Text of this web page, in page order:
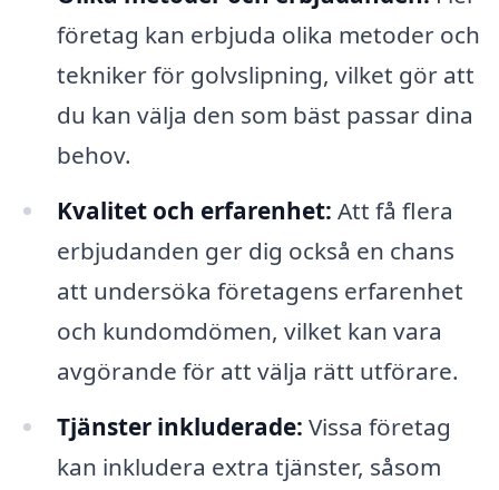
företag kan erbjuda olika metoder och
tekniker för golvslipning, vilket gör att
du kan välja den som bäst passar dina
behov.
Kvalitet och erfarenhet: Att få flera
erbjudanden ger dig också en chans
att undersöka företagens erfarenhet
och kundomdömen, vilket kan vara
avgörande för att välja rätt utförare.
Tjänster inkluderade: Vissa företag
kan inkludera extra tjänster, såsom